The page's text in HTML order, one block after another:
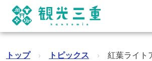
トップ › トピックス ›
紅葉ライト